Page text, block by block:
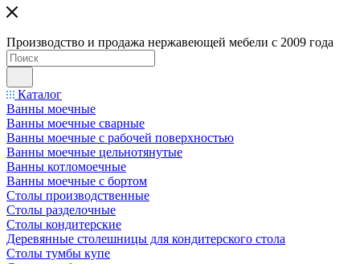
Производство и продажа нержавеющей мебели с 2009 года
Каталог
Ванны моечные
Ванны моечные сварные
Ванны моечные с рабочей поверхностью
Ванны моечные цельнотянутые
Ванны котломоечные
Ванны моечные с бортом
Столы производственные
Столы разделочные
Столы кондитерские
Деревянные столешницы для кондитерского стола
Столы тумбы купе